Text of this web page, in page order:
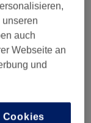
09:30–19:30
09:30–19:30
09:30–19:30
09:30– 19:30
Geschlossen
auch
Webseite an
und
Cookies